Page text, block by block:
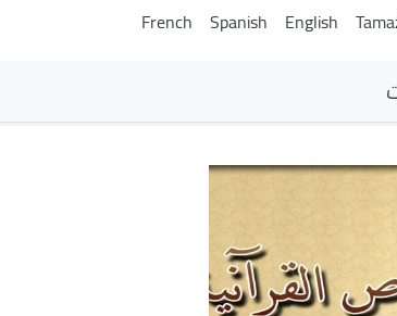
English
Spanish
French